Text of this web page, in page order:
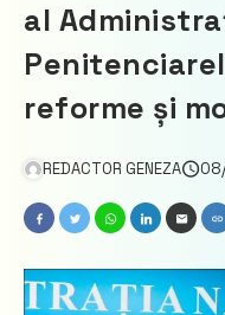
al
reforme și
REDACTOR GENEZA